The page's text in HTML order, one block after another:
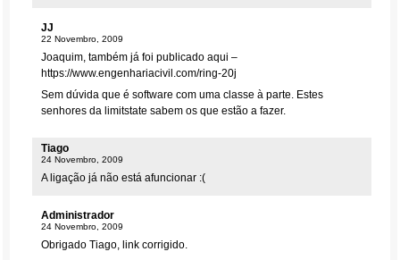
JJ
22 Novembro, 2009
Joaquim, também já foi publicado aqui –
https://www.engenhariacivil.com/ring-20j
Sem dúvida que é software com uma classe à parte. Estes
senhores da limitstate sabem os que estão a fazer.
Tiago
24 Novembro, 2009
A ligação já não está afuncionar :(
Administrador
24 Novembro, 2009
Obrigado Tiago, link corrigido.